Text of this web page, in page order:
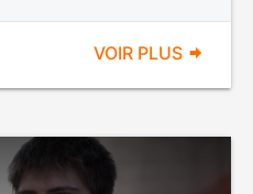
VOIR PLUS